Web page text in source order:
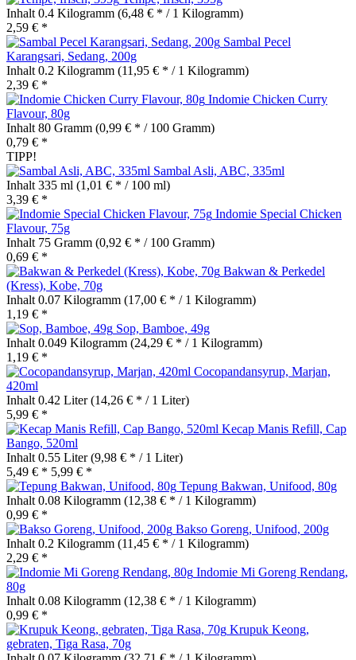
Inhalt 0.4 Kilogramm (6,48 € * / 1 Kilogramm)
2,59 € *
Sambal Pecel
Karangsari, Sedang, 200g
Inhalt 0.2 Kilogramm (11,95 € * / 1 Kilogramm)
2,39 € *
Indomie Chicken Curry
Flavour, 80g
Inhalt 80 Gramm (0,99 € * / 100 Gramm)
0,79 € *
TIPP!
Sambal Asli, ABC, 335ml
Inhalt 335 ml (1,01 € * / 100 ml)
3,39 € *
Indomie Special Chicken
Flavour, 75g
Inhalt 75 Gramm (0,92 € * / 100 Gramm)
0,69 € *
Bakwan & Perkedel
(Kress), Kobe, 70g
Inhalt 0.07 Kilogramm (17,00 € * / 1 Kilogramm)
1,19 € *
Sop, Bamboe, 49g
Inhalt 0.049 Kilogramm (24,29 € * / 1 Kilogramm)
1,19 € *
Cocopandansyrup, Marjan,
420ml
Inhalt 0.42 Liter(14,26 € * / 1 Liter)
5,99 € *
Kecap Manis Refill, Cap
Bango, 520ml
Inhalt 0.55 Liter(9,98 € * / 1 Liter)
5,49 € * 5,99 € *
Tepung Bakwan, Unifood, 80g
Inhalt 0.08 Kilogramm (12,38 € * / 1 Kilogramm)
0,99 € *
Bakso Goreng, Unifood, 200g
Inhalt 0.2 Kilogramm (11,45 € * / 1 Kilogramm)
2,29 € *
Indomie Mi Goreng Rendang,
80g
Inhalt 0.08 Kilogramm (12,38 € * / 1 Kilogramm)
0,99 € *
Krupuk Keong,
gebraten, Tiga Rasa, 70g